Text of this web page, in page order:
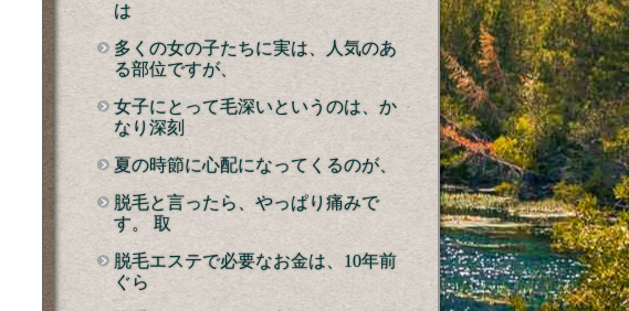
は
多くの女の子たちに実は、人気のあ
る部位ですが、
女子にとって毛深いというのは、か
なり深刻
夏の時節に心配になってくるのが、
脱毛と言ったら、やっぱり痛みで
す。 取
脱毛エステで必要なお金は、10年前
ぐら